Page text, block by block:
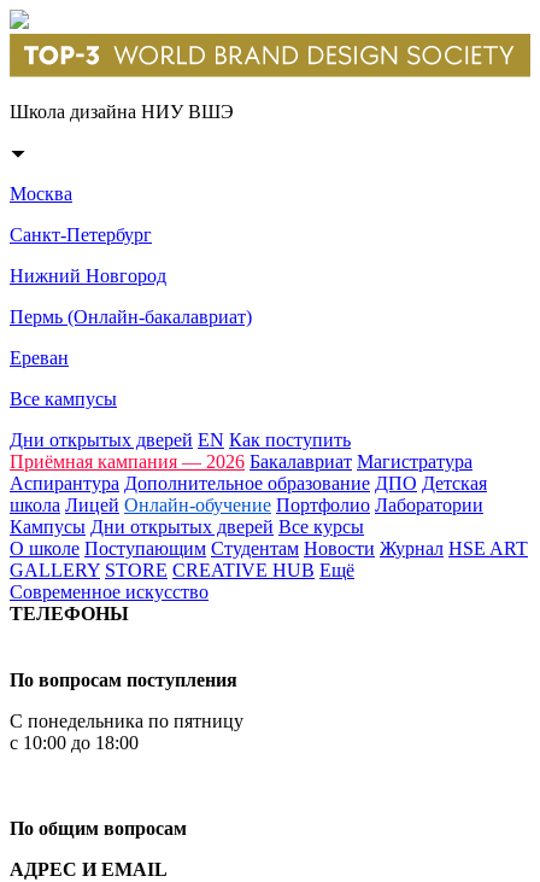
Школа дизайна НИУ ВШЭ
Москва
Санкт-Петербург
Нижний Новгород
Пермь (Онлайн-бакалавриат)
Ереван
Все кампусы
Дни открытых дверей EN Как поступить
Приёмная кампания — 2026 Бакалавриат Магистратура
Аспирантура Дополнительное образование ДПО Детская
школа Лицей Онлайн-обучение Портфолио Лаборатории
Кампусы Дни открытых дверей Все курсы
О школе Поступающим Студентам Новости Журнал HSE ART
GALLERY STORE CREATIVE HUB Ещё
Современное искусство
ТЕЛЕФОНЫ
По вопросам поступления
С понедельника по пятницу
с 10:00 до 18:00
По общим вопросам
АДРЕС И EMAIL